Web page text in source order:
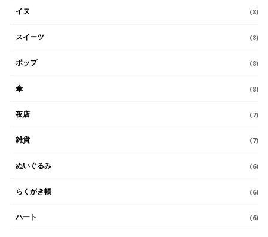
イヌ (8)
スイーツ (8)
ポップ (8)
傘 (8)
夜店 (7)
雑貨 (7)
ぬいぐるみ (6)
らくがき帳 (6)
ハート (6)